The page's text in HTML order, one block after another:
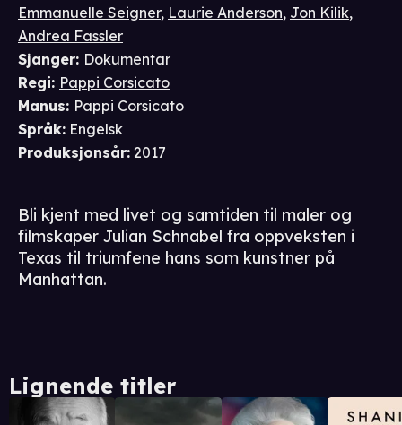
Emmanuelle Seigner, Laurie Anderson, Jon Kilik,
Andrea Fassler
Sjanger: Dokumentar
Regi: Pappi Corsicato
Manus: Pappi Corsicato
Språk: Engelsk
Produksjonsår: 2017
Bli kjent med livet og samtiden til maler og
filmskaper Julian Schnabel fra oppveksten i
Texas til triumfene hans som kunstner på
Manhattan.
Lignende titler